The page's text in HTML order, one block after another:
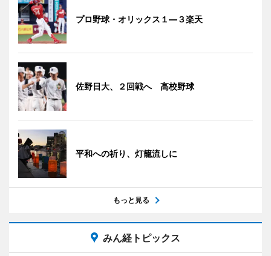
プロ野球・オリックス１―３楽天
佐野日大、２回戦へ 高校野球
平和への祈り、灯籠流しに
もっと見る
みん経トピックス